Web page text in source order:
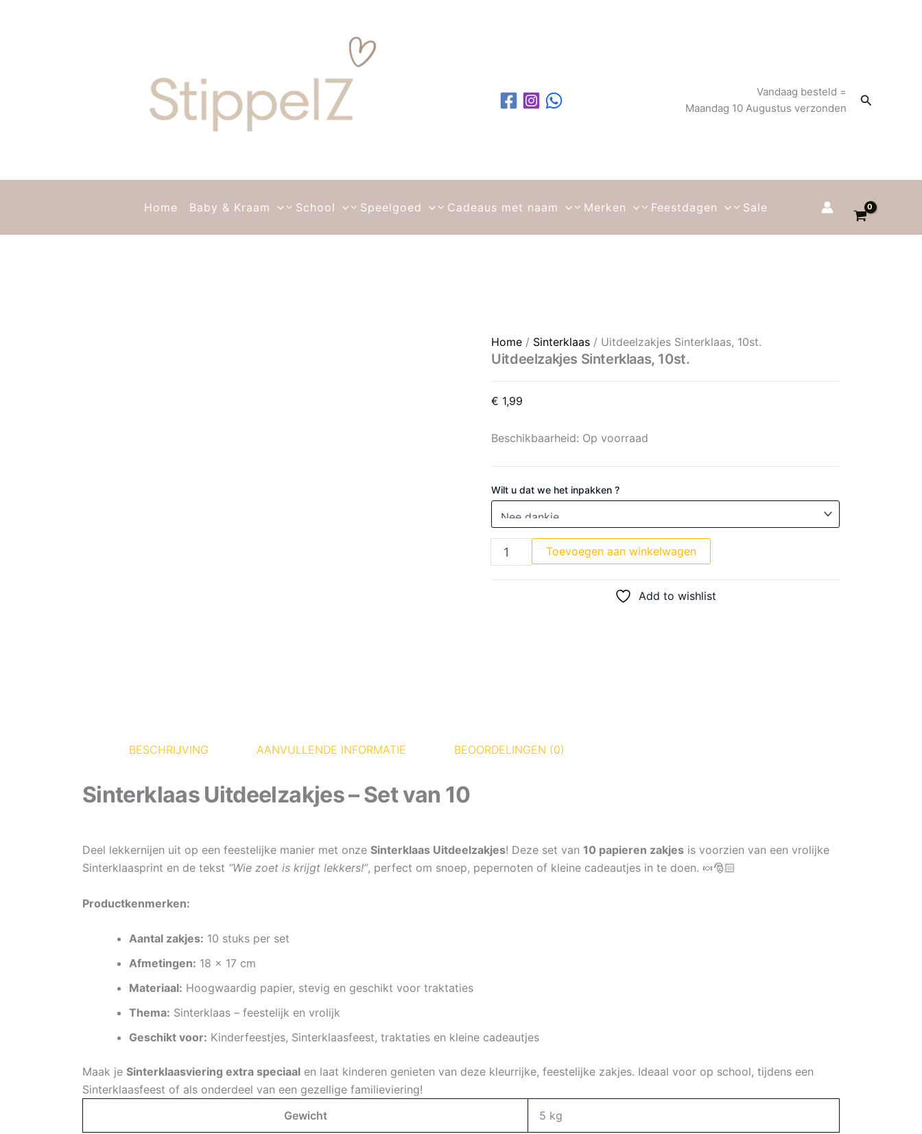
Vandaag besteld =
Maandag 10 Augustus verzonden
Zoeken
Home Baby & Kraam School Speelgoed Cadeaus met naam Merken Feestdagen Sale
Home / Sinterklaas / Uitdeelzakjes Sinterklaas, 10st.
Uitdeelzakjes Sinterklaas, 10st.
€ 1,99
Beschikbaarheid: Op voorraad
Wilt u dat we het inpakken ?
Uitdeelzakjes Sinterklaas, 10st. aantal
Toevoegen aan winkelwagen
Add to wishlist
BESCHRIJVING AANVULLENDE INFORMATIE BEOORDELINGEN (0)
Sinterklaas Uitdeelzakjes – Set van 10
Deel lekkernijen uit op een feestelijke manier met onze Sinterklaas Uitdeelzakjes! Deze set van 10 papieren zakjes is voorzien van een vrolijke
Sinterklaasprint en de tekst “Wie zoet is krijgt lekkers!”, perfect om snoep, pepernoten of kleine cadeautjes in te doen. 🍬🎅🏻
Productkenmerken:
Aantal zakjes: 10 stuks per set
Afmetingen: 18 x 17 cm
Materiaal: Hoogwaardig papier, stevig en geschikt voor traktaties
Thema: Sinterklaas – feestelijk en vrolijk
Geschikt voor: Kinderfeestjes, Sinterklaasfeest, traktaties en kleine cadeautjes
Maak je Sinterklaasviering extra speciaal en laat kinderen genieten van deze kleurrijke, feestelijke zakjes. Ideaal voor op school, tijdens een
Sinterklaasfeest of als onderdeel van een gezellige familieviering!
Gewicht
5 kg